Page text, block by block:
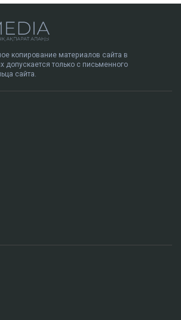
копирование материалов сайта в
допускается только с письменного
сайта.